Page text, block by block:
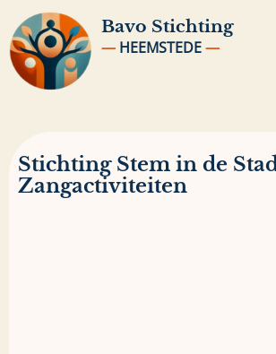
Bavo Stichting
—HEEMSTEDE—
Stichting Stem in de
Zangactiviteiten